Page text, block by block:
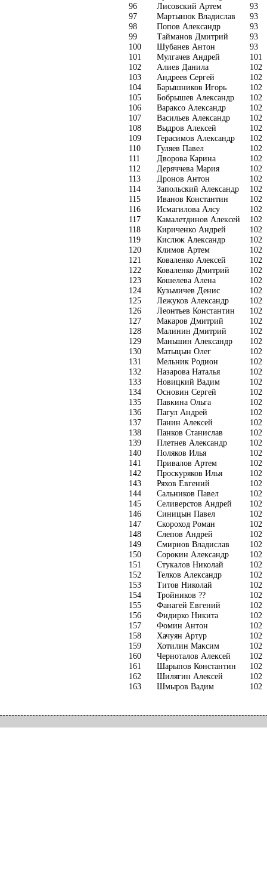
96
Лисовский Артем
93
97
Мартынюк Владислав
93
98
Попов Александр
93
99
Тайманов Дмитрий
93
100
Шубанев Антон
93
101
Мулгачев Андрей
101
102
Алиев Данила
102
103
Андреев Сергей
102
104
Барышников Игорь
102
105
Бобрышев Александр
102
106
Вараксо Александр
102
107
Васильев Александр
102
108
Выдров Алексей
102
109
Герасимов Александр
102
110
Гуляев Павел
102
111
Дворова Карина
102
112
Деряччева Мария
102
113
Дронов Антон
102
114
Запольский Александр
102
115
Иванов Константин
102
116
Исмагилова Алсу
102
117
Камалетдинов Алексей
102
118
Кириченко Андрей
102
119
Кислюк Александр
102
120
Климов Артем
102
121
Коваленко Алексей
102
122
Коваленко Дмитрий
102
123
Кошелева Алена
102
124
Кузьмичев Денис
102
125
Лежуков Александр
102
126
Леонтьев Константин
102
127
Макаров Дмитрий
102
128
Малинин Дмитрий
102
129
Маньшин Александр
102
130
Матыцын Олег
102
131
Мельник Родион
102
132
Назарова Наталья
102
133
Новицкий Вадим
102
134
Основин Сергей
102
135
Павкина Ольга
102
136
Пагул Андрей
102
137
Панин Алексей
102
138
Панков Станислав
102
139
Плетнев Александр
102
140
Поляков Илья
102
141
Привалов Артем
102
142
Проскуряков Илья
102
143
Ряхов Евгений
102
144
Сальников Павел
102
145
Селиверстов Андрей
102
146
Синицын Павел
102
147
Скороход Роман
102
148
Слепов Андрей
102
149
Смирнов Владислав
102
150
Сорокин Александр
102
151
Стукалов Николай
102
152
Телков Александр
102
153
Титов Николай
102
154
Тройников ??
102
155
Фанагей Евгений
102
156
Фидирко Никита
102
157
Фомин Антон
102
158
Хачуян Артур
102
159
Хотилин Максим
102
160
Черноталов Алексей
102
161
Шарыпов Константин
102
162
Шилягин Алексей
102
163
Шмыров Вадим 102